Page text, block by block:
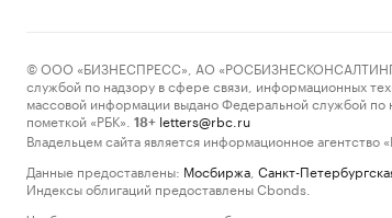
© ООО «БИЗНЕСПРЕСС», АО «РОСБИЗНЕСКОНСАЛТИНГ»,
службой по надзору в сфере связи, информационных
массовой информации выдано Федеральной службой
пометкой «РБК».
18+ letters@rbc.ru
Владельцем сайта является информационное агентство
Данные предоставлены: Мосбиржа Санкт-
Индексы облигаций предоставлены Cbonds.